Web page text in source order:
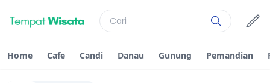
Home Cafe Candi Danau Gunung Pemandian